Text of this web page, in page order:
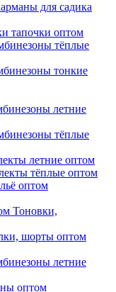
для садика
тапочки оптом
тёплые
тонкие
летние
тёплые
летние оптом
тёплые оптом
оптом
Тоновки,
шорты оптом
летние
оптом